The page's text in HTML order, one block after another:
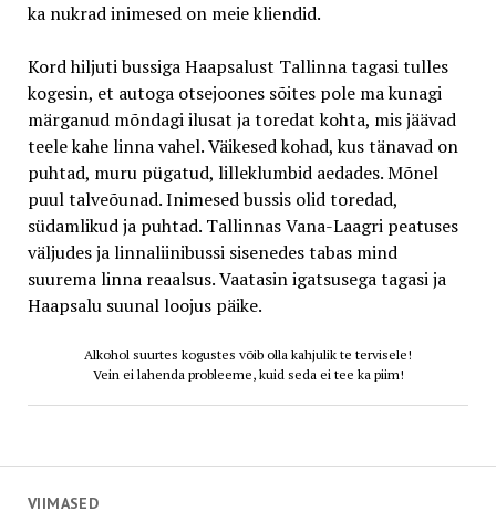
VIIMASED
ka nukrad inimesed on meie kliendid.
Kord hiljuti bussiga Haapsalust Tallinna tagasi tulles
kogesin, et autoga otsejoones sõites pole ma kunagi
märganud mõndagi ilusat ja toredat kohta, mis jäävad
teele kahe linna vahel. Väikesed kohad, kus tänavad on
puhtad, muru pügatud, lilleklumbid aedades. Mõnel
puul talveõunad. Inimesed bussis olid toredad,
südamlikud ja puhtad. Tallinnas Vana-Laagri peatuses
väljudes ja linnaliinibussi sisenedes tabas mind
suurema linna reaalsus. Vaatasin igatsusega tagasi ja
Haapsalu suunal loojus päike.
Alkohol suurtes kogustes võib olla kahjulik te tervisele!
Vein ei lahenda probleeme, kuid seda ei tee ka piim!